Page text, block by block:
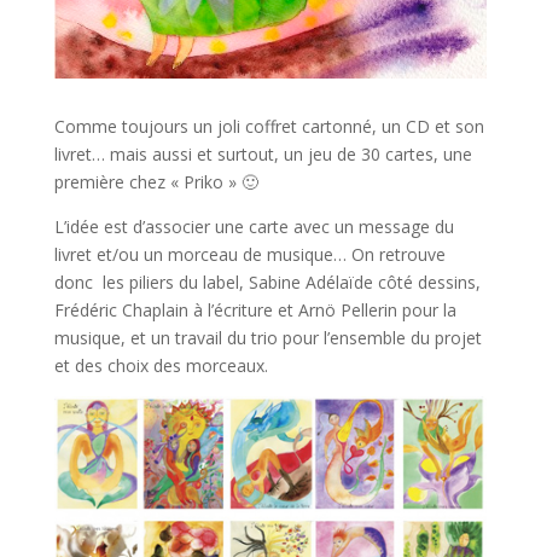
Comme toujours un joli coffret cartonné, un CD et son
livret… mais aussi et surtout, un jeu de 30 cartes, une
première chez « Priko » 🙂
L’idée est d’associer une carte avec un message du
livret et/ou un morceau de musique… On retrouve
donc les piliers du label, Sabine Adélaïde côté dessins,
Frédéric Chaplain à l’écriture et Arnö Pellerin pour la
musique, et un travail du trio pour l’ensemble du projet
et des choix des morceaux.